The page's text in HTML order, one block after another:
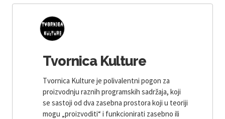
Tvornica Kulture
Tvornica Kulture je polivalentni pogon za
proizvodnju raznih programskih sadržaja, koji
se sastoji od dva zasebna prostora koji u teoriji
mogu „proizvoditi“ i funkcionirati zasebno ili